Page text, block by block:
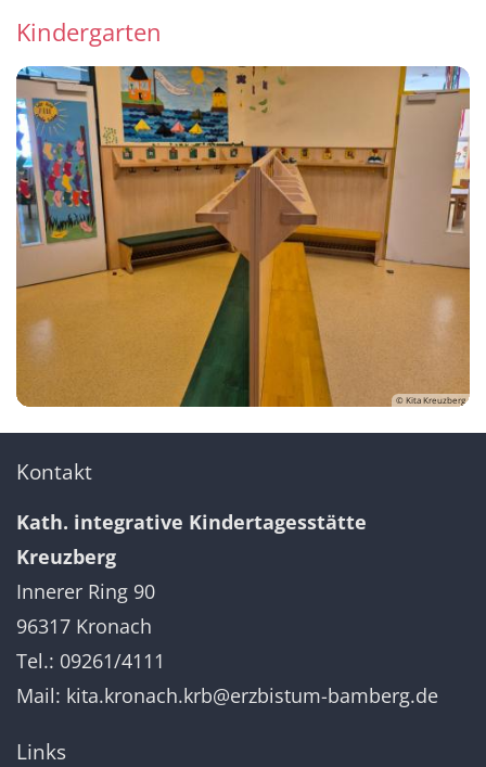
Kindergarten
Kontakt
Kath. integrative Kindertagesstätte
Kreuzberg
Innerer Ring 90
96317 Kronach
Tel.: 09261/4111
Mail: kita.kronach.krb@erzbistum-bamberg.de
Links